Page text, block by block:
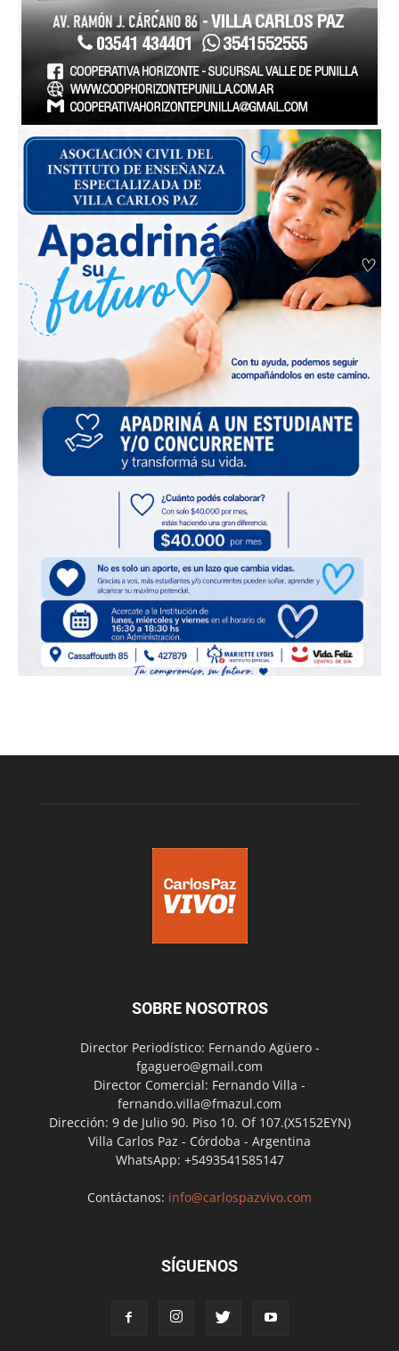
SOBRE NOSOTROS
Director Periodístico: Fernando Agüero -
fgaguero@gmail.com
Director Comercial: Fernando Villa -
fernando.villa@fmazul.com
Dirección: 9 de Julio 90. Piso 10. Of 107.(X5152EYN)
Villa Carlos Paz - Córdoba - Argentina
WhatsApp: +5493541585147
Contáctanos: info@carlospazvivo.com
SÍGUENOS